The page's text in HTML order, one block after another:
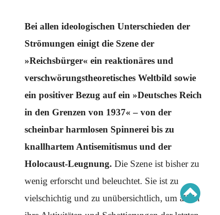
Schwerpunkt NSU
Schwerpunkt »Reichsbürger«
Schwerpunkt NPD
AUSGABEN
Ausgaben Übersicht
Ausgabe 220
Ausgabe 219
Ausgabe 218
Ausgabe 216
Bei allen ideologischen Unterschieden der
Strömungen einigt die Szene der
»Reichsbürger« ein reaktionäres und
verschwörungstheore­tisches Weltbild sowie
ein positiver Bezug auf ein »Deutsches Reich
in den Grenzen von 1937« – von der
scheinbar harmlosen Spinnerei bis zu
knallhartem Antisemitismus und der
Holocaust-Leugnung. Die Szene ist bisher zu
wenig erforscht und beleuchtet. Sie ist zu
vielschichtig und zu unübersichtlich, um allein